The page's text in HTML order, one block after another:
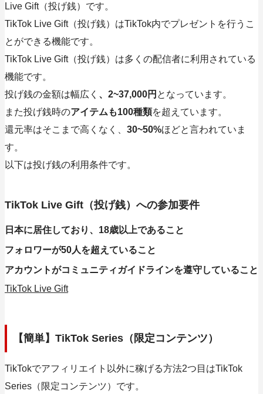
Live Gift（投げ銭）です。
TikTok Live Gift（投げ銭）はTikTok内でプレゼントを行うこ
とができる機能です。
TikTok Live Gift（投げ銭）は多くの配信者に利用されている
機能です。
投げ銭の金額は幅広く 、2~37,000円 となっています。
また投げ銭時のアイテムも100種類を超えています。
還元率はそこまで高くなく、 30~50%ほどと言われていま
す。
以下は投げ銭の利用条件です。
TikTok Live Gift（投げ銭）への参加要件
日本に居住しており、18歳以上であること
フォロワーが50人を超えていること
アカウントがコミュニティガイドラインを遵守していること
TikTok Live Gift
【簡単】TikTok Series（限定コンテンツ）
TikTokでアフィリエイト以外に稼げる方法2つ目はTikTok
Series（限定コンテンツ）です。